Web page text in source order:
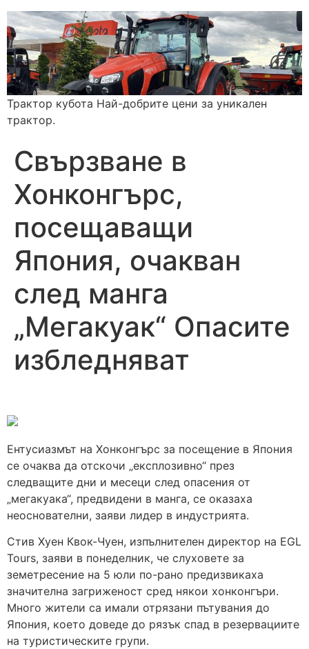
Трактор кубота Най-добрите цени за уникален
трактор.
Свързване в
Хонконгърс,
посещаващи
Япония, очакван
след манга
„Мегакуак“ Опасите
избледняват
Ентусиазмът на Хонконгърс за посещение в Япония
се очаква да отскочи „експлозивно“ през
следващите дни и месеци след опасения от
„мегакуака“, предвидени в манга, се оказаха
неоснователни, заяви лидер в индустрията.
Стив Хуен Квок-Чуен, изпълнителен директор на EGL
Tours, заяви в понеделник, че слуховете за
земетресение на 5 юли по-рано предизвикаха
значителна загриженост сред някои хонконгъри.
Много жители са имали отрязани пътувания до
Япония, което доведе до рязък спад в резервациите
на туристическите групи.